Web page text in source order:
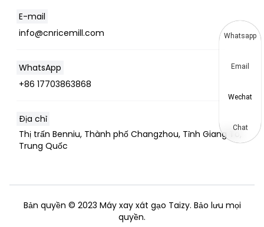
E-mail
info@cnricemill.com
WhatsApp
+86 17703863868
Địa chỉ
Thị trấn Benniu, Thành phố Changzhou, Tỉnh Giang Tô,
Trung Quốc
Bản quyền © 2023 Máy xay xát gạo Taizy. Bảo lưu mọi
quyền.
Whatsapp
Email
Wechat
Chat